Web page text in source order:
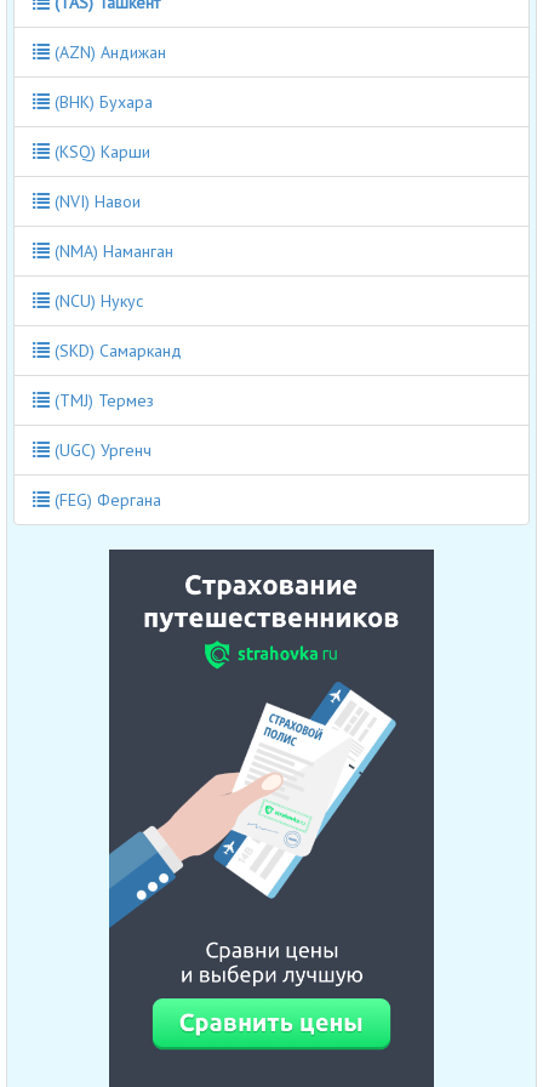
(AZN) Андижан
(BHK) Бухара
(KSQ) Карши
(NVI) Навои
(NMA) Наманган
(NCU) Нукус
(SKD) Самарканд
(TMJ) Термез
(UGC) Ургенч
(FEG) Фергана